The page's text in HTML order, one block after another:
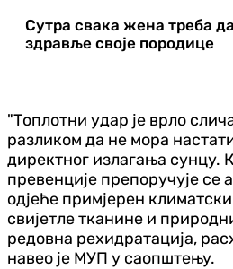
Сутра свака жена треба
здравље своје породице
"Топлотни удар је врло
разликом да не мора
директног излагања сунцу.
превенције препоручује се
одјеће примјерен
свијетле тканине и
редовна рехидратација,
навео је МУП у саопштењу.